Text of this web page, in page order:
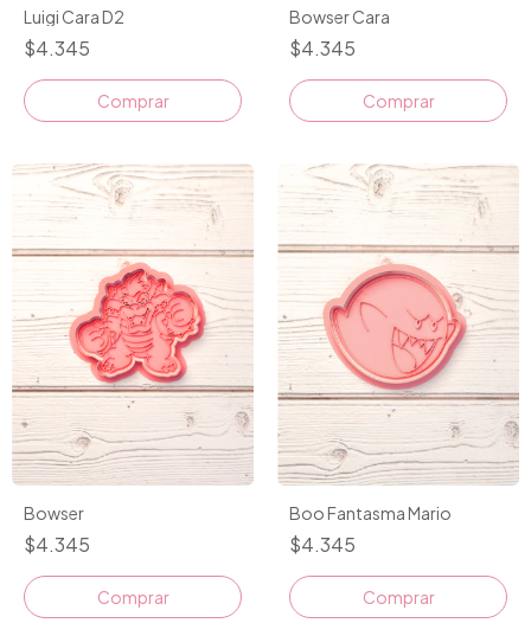
Luigi Cara D2
$4.345
Comprar
Bowser Cara
$4.345
Comprar
Bowser
$4.345
Comprar
Boo Fantasma Mario
$4.345
Comprar